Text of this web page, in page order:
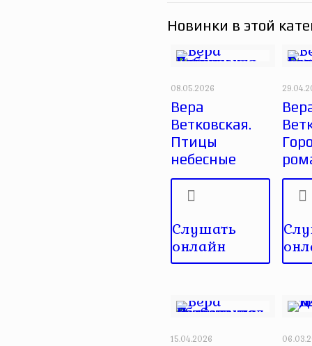
Новинки в этой
08.05.2026
Вера
Ветковская.
Птицы
небесные
Слушать
онлайн
15.04.2026